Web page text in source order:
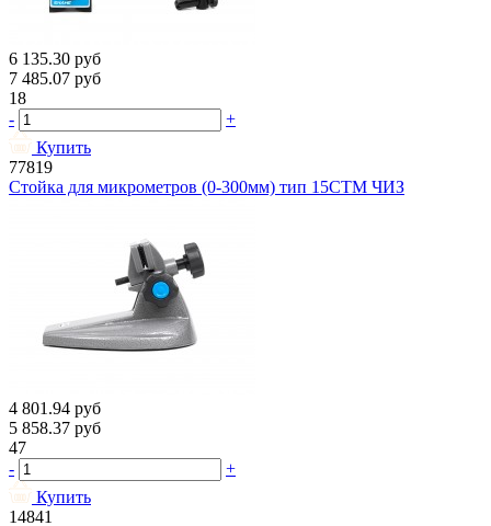
6 135.30 руб
7 485.07 руб
18
-
+
Купить
77819
Стойка для микрометров (0-300мм) тип 15СТМ ЧИЗ
4 801.94 руб
5 858.37 руб
47
-
+
Купить
14841